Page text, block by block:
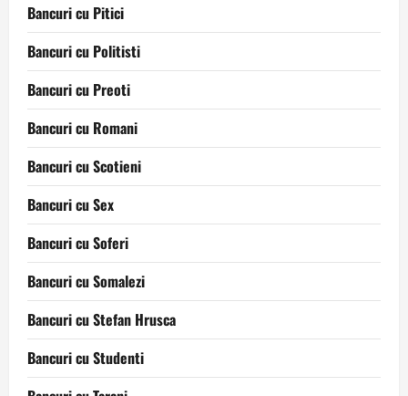
Bancuri cu Pitici
Bancuri cu Politisti
Bancuri cu Preoti
Bancuri cu Romani
Bancuri cu Scotieni
Bancuri cu Sex
Bancuri cu Soferi
Bancuri cu Somalezi
Bancuri cu Stefan Hrusca
Bancuri cu Studenti